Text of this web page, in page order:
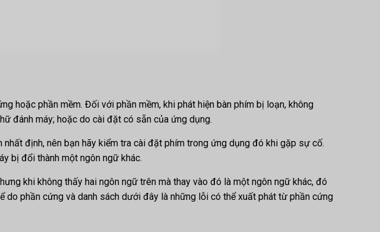
hoặc phần mềm. Đối với phần mềm, khi phát hiện bàn phím bị loạn, không
đánh máy; hoặc do cài đặt có sẵn của ứng dụng.
định, nên bạn hãy kiểm tra cài đặt phím trong ứng dụng đó khi gặp sự cố.
bị đổi thành một ngôn ngữ khác.
khi không thấy hai ngôn ngữ trên mà thay vào đó là một ngôn ngữ khác, đó
do phần cứng và danh sách dưới đây là những lỗi có thể xuất phát từ phần cứng